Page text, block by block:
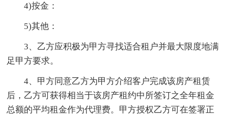
4)按金：
5)其他：
3、乙方应积极为甲方寻找适合租户并最大限度地满
足甲方要求。
4、甲方同意乙方为甲方介绍客户完成该房产租赁
后，乙方可获得相当于该房产租约中所签订之全年租金
总额的平均租金作为代理费。甲方授权乙方可在签署正